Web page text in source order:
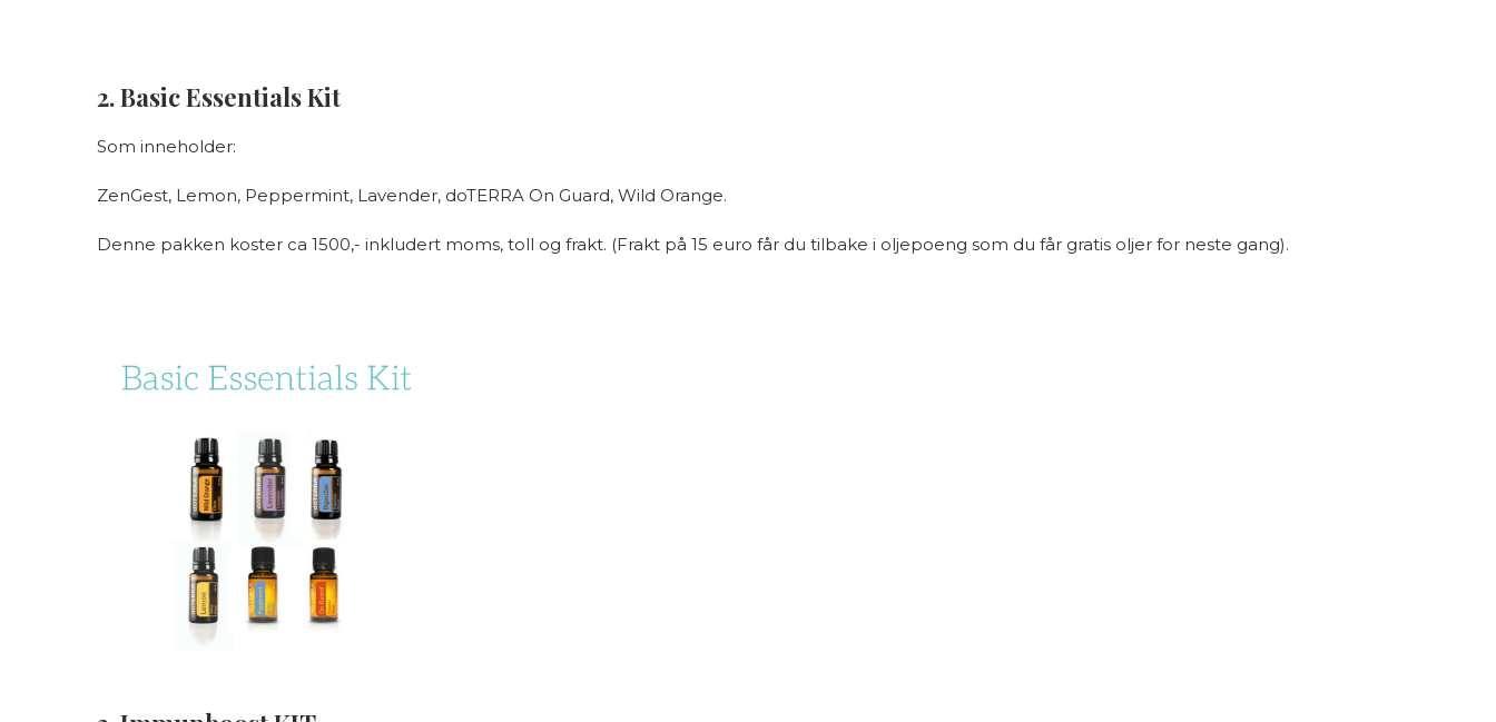
2. Basic Essentials Kit
Som inneholder:
ZenGest, Lemon, Peppermint, Lavender, doTERRA On Guard, Wild Orange.
Denne pakken koster ca 1500,- inkludert moms, toll og frakt. (Frakt på 15 euro får du tilbake i oljepoeng som du får gratis oljer for neste gang).